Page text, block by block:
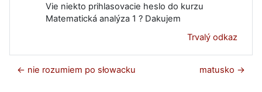
Vie niekto prihlasovacie heslo do kurzu
Matematická analýza 1 ? Dakujem
Trvalý odkaz
← nie rozumiem po słowacku matusko →